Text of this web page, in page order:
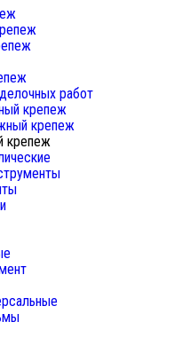
работ
крепеж
крепеж
крепеж